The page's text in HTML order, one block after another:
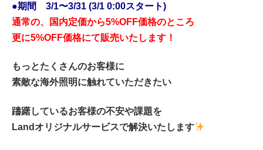
●期間 3/1〜3/31 (3/1 0:00スタート)
通常の、国内定価から5%OFF価格のところ
更に5%OFF価格にて販売いたします！
もっとたくさんのお客様に
素敵な海外照明に触れていただきたい
躊躇しているお客様の不安や課題を
Landオリジナルサービスで解決いたします